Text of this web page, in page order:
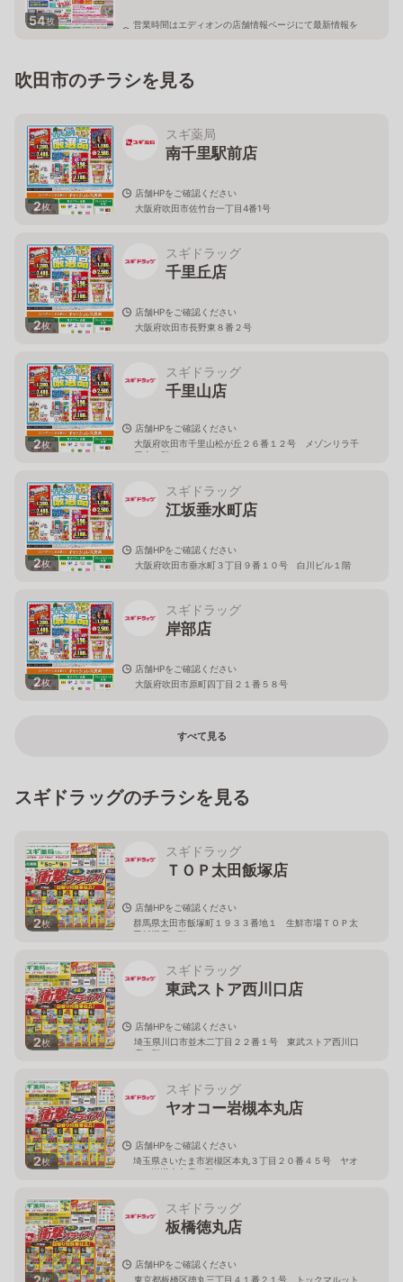
54枚
営業時間はエディオンの店舗情報ページにて最新情報を
吹田市のチラシを見る
2枚
スギ薬局
南千里駅前店
店舗HPをご確認ください
大阪府吹田市佐竹台一丁目4番1号
2枚
スギドラッグ
千里丘店
店舗HPをご確認ください
大阪府吹田市長野東８番２号
2枚
スギドラッグ
千里山店
店舗HPをご確認ください
大阪府吹田市千里山松が丘２６番１２号 メゾンリラ千
里山１階
2枚
スギドラッグ
江坂垂水町店
店舗HPをご確認ください
大阪府吹田市垂水町３丁目９番１０号 白川ビル１階
2枚
スギドラッグ
岸部店
店舗HPをご確認ください
大阪府吹田市原町四丁目２１番５８号
すべて見る
スギドラッグのチラシを見る
2枚
スギドラッグ
ＴＯＰ太田飯塚店
店舗HPをご確認ください
群馬県太田市飯塚町１９３３番地１ 生鮮市場ＴＯＰ太
田飯塚店１階
2枚
スギドラッグ
東武ストア西川口店
店舗HPをご確認ください
埼玉県川口市並木二丁目２２番１号 東武ストア西川口
店２階
2枚
スギドラッグ
ヤオコー岩槻本丸店
店舗HPをご確認ください
埼玉県さいたま市岩槻区本丸３丁目２０番４５号 ヤオ
コー岩槻本丸店２階
スギドラッグ
板橋徳丸店
店舗HPをご確認ください
東京都板橋区徳丸三丁目４１番２１号 トックマルット